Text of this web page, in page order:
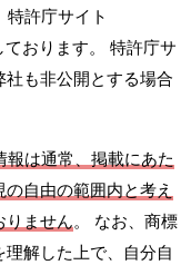
特許庁サイト
おります。 特許庁サ
も非公開とする場合
は通常、掲載にあた
自由の範囲内と考え
りません。 なお、商標
解した上で、自分自